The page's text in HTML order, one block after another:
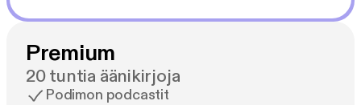
Premium
20 tuntia äänikirjoja
Podimon podcastit